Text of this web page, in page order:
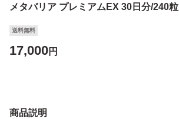
メタバリア プレミアムEX 30日分/240粒
送料無料
17,000円
商品説明